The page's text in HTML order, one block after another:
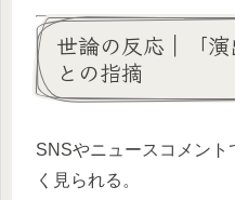
世論の反応｜「
との指摘
SNSやニュースコメン
く見られる。